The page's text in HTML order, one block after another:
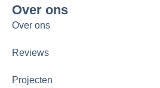
Over ons
Over ons
Reviews
Projecten